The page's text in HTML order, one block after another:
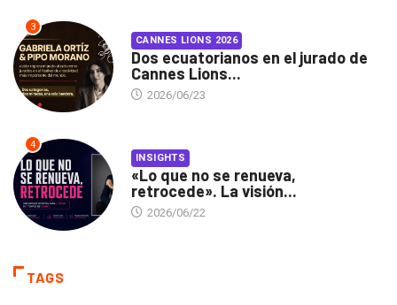
3
CANNES LIONS 2026
Dos ecuatorianos en el jurado de
Cannes Lions...
2026/06/23
4
INSIGHTS
«Lo que no se renueva,
retrocede». La visión...
2026/06/22
TAGS